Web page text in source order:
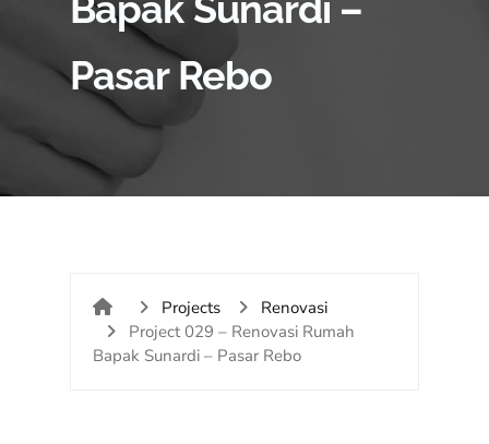
Pasar Rebo
Projects
Renovasi
Project 029 – Renovasi Rumah
Bapak Sunardi – Pasar Rebo